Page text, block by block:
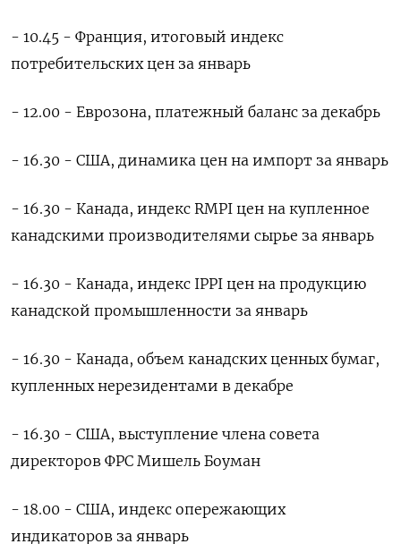
- 10.45 - Франция, итоговый индекс
потребительских цен за январь
- 12.00 - Еврозона, платежный баланс за декабрь
- 16.30 - США, динамика цен на импорт за январь
- 16.30 - Канада, индекс RMPI цен на купленное
канадскими производителями сырье за январь
- 16.30 - Канада, индекс IPPI цен на продукцию
канадской промышленности за январь
- 16.30 - Канада, объем канадских ценных бумаг,
купленных нерезидентами в декабре
- 16.30 - США, выступление члена совета
директоров ФРС Мишель Боуман
- 18.00 - США, индекс опережающих
индикаторов за январь